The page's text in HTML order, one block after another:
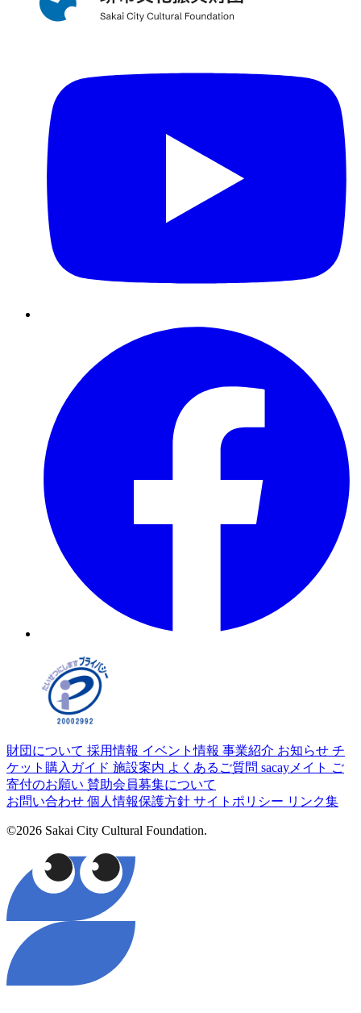
財団について 採用情報 イベント情報 事業紹介 お知らせ チ
ケット購入ガイド 施設案内 よくあるご質問 sacayメイト ご
寄付のお願い 賛助会員募集について
お問い合わせ 個人情報保護方針 サイトポリシー リンク集
©2026 Sakai City Cultural Foundation.